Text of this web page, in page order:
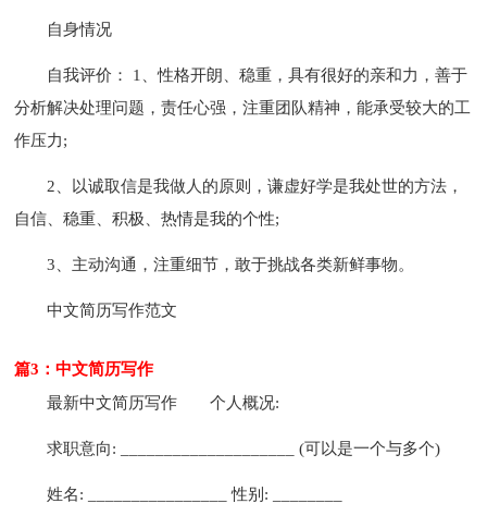
自身情况
自我评价： 1、性格开朗、稳重，具有很好的亲和力，善于
分析解决处理问题，责任心强，注重团队精神，能承受较大的工
作压力;
2、以诚取信是我做人的原则，谦虚好学是我处世的方法，
自信、稳重、积极、热情是我的个性;
3、主动沟通，注重细节，敢于挑战各类新鲜事物。
中文简历写作范文
篇3：中文简历写作
最新中文简历写作
个人概况:
求职意向: ____________________ (可以是一个与多个)
姓名: ________________ 性别: ________